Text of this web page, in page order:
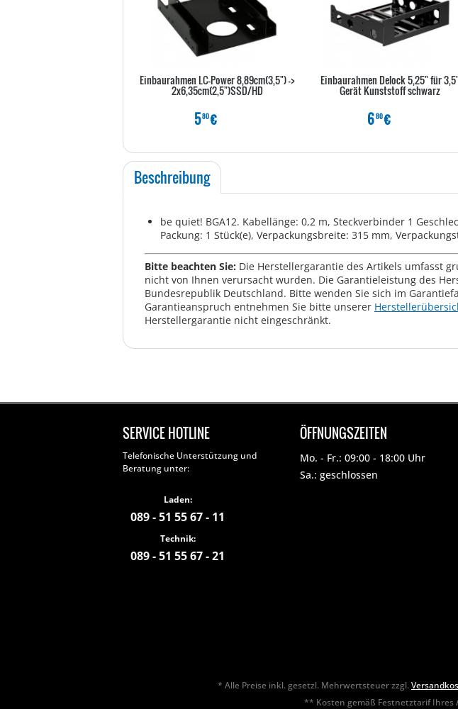
Einbaurahmen LC-Power 8,89cm(3,5") ->
2x6,35cm(2,5")SSD/HD
580€
Einbaurahmen Delock 5,25" für
Gerät Kunststoff schwarz
680€
Beschreibung
be quiet! BGA12. Kabellänge: 0,2 m, Steckverbinder 1
Packung: 1 Stück(e), Verpackungsbreite: 315 mm,
Bitte beachten Sie: Die Herstellergarantie des Artikels umfasst
nicht von Ihnen verursacht wurden. Die Garantieleistung des
Bundesrepublik Deutschland. Bitte wenden Sie sich im
Garantieanspruch entnehmen Sie bitte unserer
Herstellergarantie nicht eingeschränkt.
SERVICE HOTLINE
Telefonische Unterstützung und
Beratung unter:
Laden:
089 - 51 55 67 - 11
Technik:
089 - 51 55 67 - 21
ÖFFNUNGSZEITEN
Mo. - Fr.: 09:00 - 18:00 Uhr
Sa.: geschlossen
* Alle Preise inkl. gesetzl. Mehrwertsteuer zzgl.
** Kosten gemäß Festnetztarif Ihres